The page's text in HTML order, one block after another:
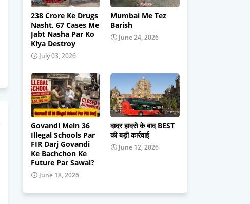
238 Crore Ke Drugs
Nasht, 67 Cases Me
Jabt Nasha Par Ko
Kiya Destroy
July 03, 2026
Mumbai Me Tez
Barish
June 24, 2026
Govandi Mein 36
Illegal Schools Par
FIR Darj Govandi
Ke Bachchon Ke
Future Par Sawal?
June 18, 2026
दादर हादसे के बाद BEST
की बड़ी कार्रवाई
June 12, 2026